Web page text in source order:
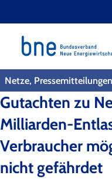
Netze, Pressemitteilungen
Gutachten zu
Milliarden-
Verbraucher
nicht gefährdet